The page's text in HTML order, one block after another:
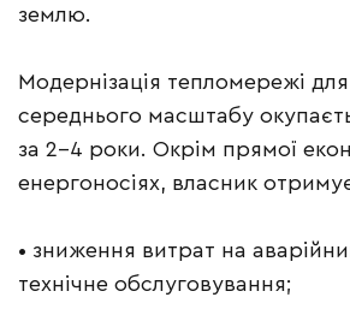
землю.
Модернізація тепломережі для
середнього масштабу
за 2–4 роки. Окрім прямої
енергоносіях, власник
• зниження витрат на
технічне обслуговування;